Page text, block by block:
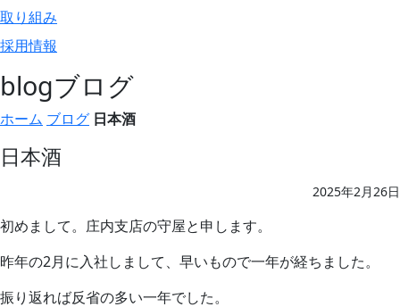
取り組み
採用情報
blogブログ
ホーム ブログ 日本酒
日本酒
2025年2月26日
初めまして。庄内支店の守屋と申します。
昨年の2月に入社しまして、早いもので一年が経ちました。
振り返れば反省の多い一年でした。